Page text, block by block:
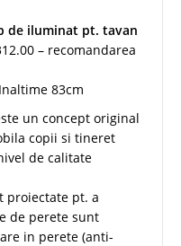
de iluminat pt. tavan
– recomandarea
83cm
un concept original
copii si tineret
de calitate
proiectate pt. a
de perete sunt
in perete (anti-